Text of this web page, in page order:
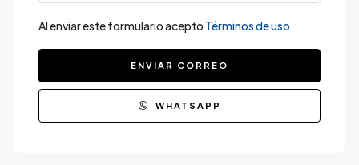
Al enviar este formulario acepto Términos de uso
ENVIAR CORREO
WHATSAPP